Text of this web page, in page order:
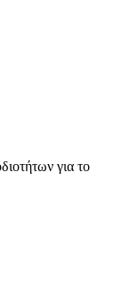
για το